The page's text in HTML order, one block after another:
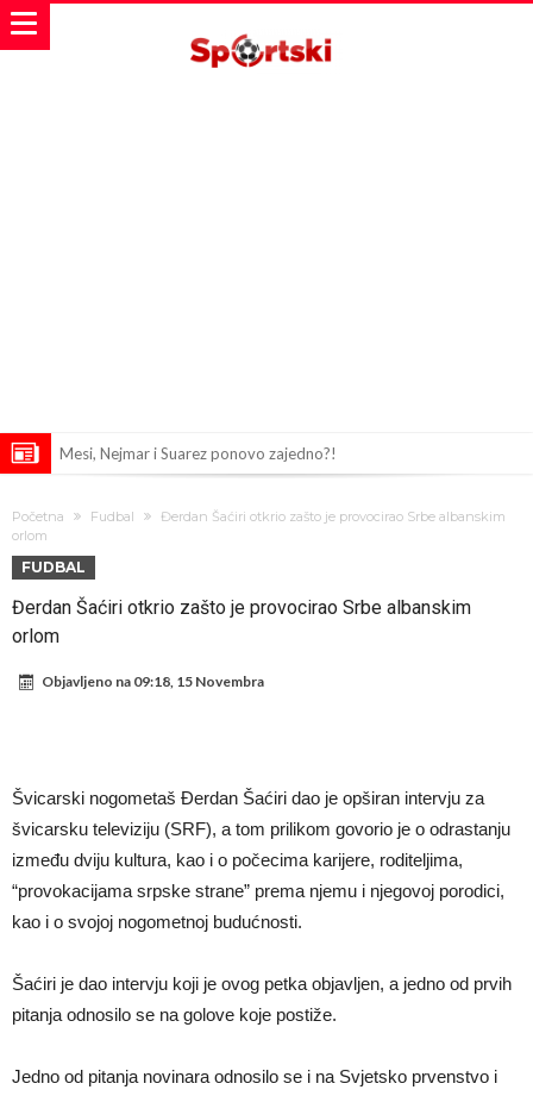
Mesi, Nejmar i Suarez ponovo zajedno?!
Arabiju
Darwin Núñez blizu Trabzonsporu
Ferran Torres sve bliže PSG-u
Početna Fudbal
Đerdan Šaćiri otkrio zašto je provocirao Srbe albanskim
orlom
FUDBAL
Đerdan Šaćiri otkrio zašto je provocirao Srbe albanskim
orlom
Objavljeno na 09:18, 15 Novembra
Švicarski nogometaš Đerdan Šaćiri dao je opširan intervju za
švicarsku televiziju (SRF), a tom prilikom govorio je o odrastanju
između dviju kultura, kao i o počecima karijere, roditeljima,
“provokacijama srpske strane” prema njemu i njegovoj porodici,
kao i o svojoj nogometnoj budućnosti.
Šaćiri je dao intervju koji je ovog petka objavljen, a jedno od prvih
pitanja odnosilo se na golove koje postiže.
Jedno od pitanja novinara odnosilo se i na Svjetsko prvenstvo i